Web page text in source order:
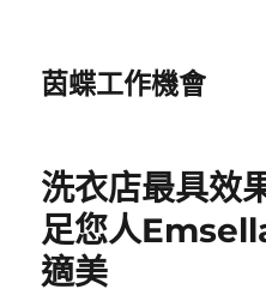
茵蝶工作機會
洗衣店最具效
足您人
適美